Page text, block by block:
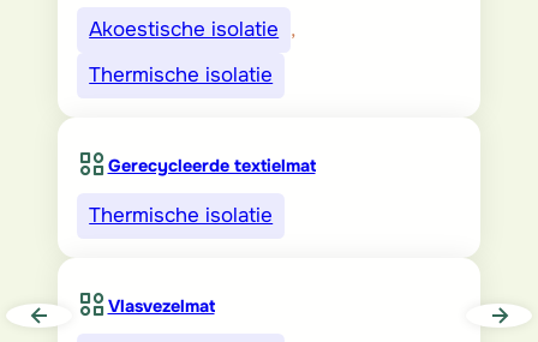
Akoestische isolatie ,
Thermische isolatie
Gerecycleerde textielmat
Thermische isolatie
Vlasvezelmat